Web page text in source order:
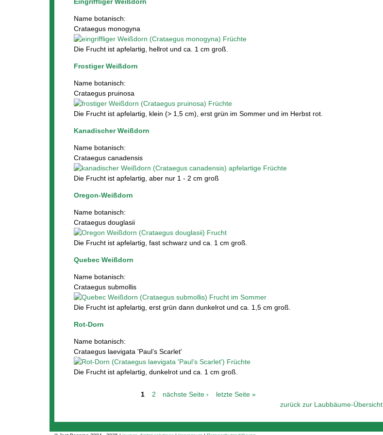
Name botanisch:
Crataegus monogyna
Die Frucht ist apfelartig, hellrot und ca. 1 cm groß.
Frostiger Weißdorn
Name botanisch:
Crataegus pruinosa
Die Frucht ist apfelartig, klein (> 1,5 cm), erst grün im Sommer und im Herbst rot.
Kanadischer Weißdorn
Name botanisch:
Crataegus canadensis
Die Frucht ist apfelartig, aber nur 1 - 2 cm groß
Oregon-Weißdorn
Name botanisch:
Crataegus douglasii
Die Frucht ist apfelartig, fast schwarz und ca. 1 cm groß.
Quebec Weißdorn
Name botanisch:
Crataegus submollis
Die Frucht ist apfelartig, erst grün dann dunkelrot und ca. 1,5 cm groß.
Rot-Dorn
Name botanisch:
Crataegus laevigata 'Paul’s Scarlet'
Die Frucht ist apfelartig, dunkelrot und ca. 1 cm groß.
1 2 nächste Seite ›
letzte Seite »
zurück zur Laubbäume-Übersicht